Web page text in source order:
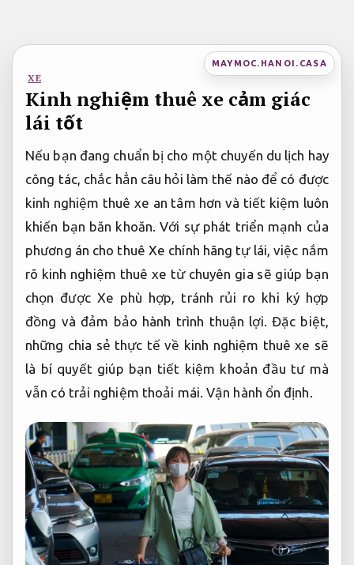
nội
dung
MAYMOC.HANOI.CASA
XE
Kinh nghiệm thuê xe cảm giác
lái tốt
Nếu bạn đang chuẩn bị cho một chuyến du lịch hay
công tác, chắc hẳn câu hỏi làm thế nào để có được
kinh nghiệm thuê xe an tâm hơn và tiết kiệm luôn
khiến bạn băn khoăn. Với sự phát triển mạnh của
phương án cho thuê Xe chính hãng tự lái, việc nắm
rõ kinh nghiệm thuê xe từ chuyên gia sẽ giúp bạn
chọn được Xe phù hợp, tránh rủi ro khi ký hợp
đồng và đảm bảo hành trình thuận lợi. Đặc biệt,
những chia sẻ thực tế về kinh nghiệm thuê xe sẽ
là bí quyết giúp bạn tiết kiệm khoản đầu tư mà
vẫn có trải nghiệm thoải mái. Vận hành ổn định.